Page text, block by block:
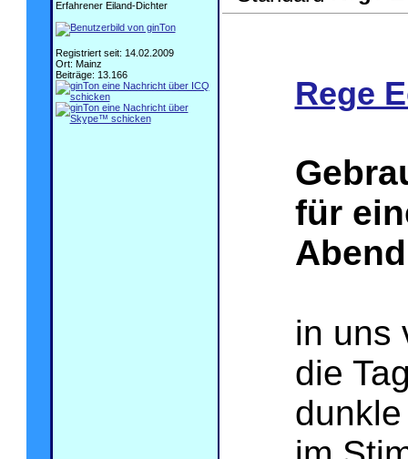
Erfahrener Eiland-Dichter
Registriert seit: 14.02.2009
Ort: Mainz
Beiträge: 13.166
Rege
für
in uns
die